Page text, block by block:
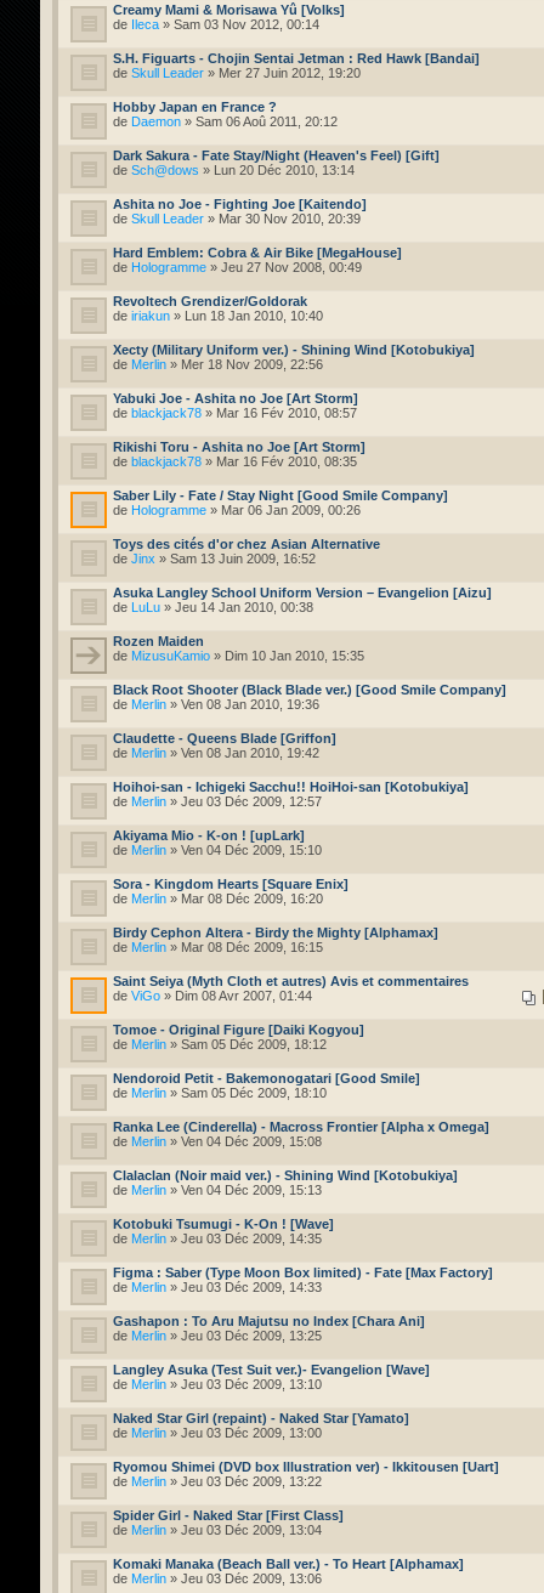
Creamy Mami & Morisawa Yû [Volks]
de Ileca » Sam 03 Nov 2012, 00:14
S.H. Figuarts - Chojin Sentai Jetman : Red Hawk [Bandai]
de Skull Leader » Mer 27 Juin 2012, 19:20
Hobby Japan en France ?
de Daemon » Sam 06 Aoû 2011, 20:12
Dark Sakura - Fate Stay/Night (Heaven's Feel) [Gift]
de Sch@dows » Lun 20 Déc 2010, 13:14
Ashita no Joe - Fighting Joe [Kaitendo]
de Skull Leader » Mar 30 Nov 2010, 20:39
Hard Emblem: Cobra & Air Bike [MegaHouse]
de Hologramme » Jeu 27 Nov 2008, 00:49
Revoltech Grendizer/Goldorak
de iriakun » Lun 18 Jan 2010, 10:40
Xecty (Military Uniform ver.) - Shining Wind [Kotobukiya]
de Merlin » Mer 18 Nov 2009, 22:56
Yabuki Joe - Ashita no Joe [Art Storm]
de blackjack78 » Mar 16 Fév 2010, 08:57
Rikishi Toru - Ashita no Joe [Art Storm]
de blackjack78 » Mar 16 Fév 2010, 08:35
Saber Lily - Fate / Stay Night [Good Smile Company]
de Hologramme » Mar 06 Jan 2009, 00:26
Toys des cités d'or chez Asian Alternative
de Jinx » Sam 13 Juin 2009, 16:52
Asuka Langley School Uniform Version – Evangelion [Aizu]
de LuLu » Jeu 14 Jan 2010, 00:38
Rozen Maiden
de MizusuKamio » Dim 10 Jan 2010, 15:35
Black Root Shooter (Black Blade ver.) [Good Smile Company]
de Merlin » Ven 08 Jan 2010, 19:36
Claudette - Queens Blade [Griffon]
de Merlin » Ven 08 Jan 2010, 19:42
Hoihoi-san - Ichigeki Sacchu!! HoiHoi-san [Kotobukiya]
de Merlin » Jeu 03 Déc 2009, 12:57
Akiyama Mio - K-on ! [upLark]
de Merlin » Ven 04 Déc 2009, 15:10
Sora - Kingdom Hearts [Square Enix]
de Merlin » Mar 08 Déc 2009, 16:20
Birdy Cephon Altera - Birdy the Mighty [Alphamax]
de Merlin » Mar 08 Déc 2009, 16:15
Saint Seiya (Myth Cloth et autres) Avis et commentaires
de ViGo » Dim 08 Avr 2007, 01:44
Tomoe - Original Figure [Daiki Kogyou]
de Merlin » Sam 05 Déc 2009, 18:12
Nendoroid Petit - Bakemonogatari [Good Smile]
de Merlin » Sam 05 Déc 2009, 18:10
Ranka Lee (Cinderella) - Macross Frontier [Alpha x Omega]
de Merlin » Ven 04 Déc 2009, 15:08
Clalaclan (Noir maid ver.) - Shining Wind [Kotobukiya]
de Merlin » Ven 04 Déc 2009, 15:13
Kotobuki Tsumugi - K-On ! [Wave]
de Merlin » Jeu 03 Déc 2009, 14:35
Figma : Saber (Type Moon Box limited) - Fate [Max Factory]
de Merlin » Jeu 03 Déc 2009, 14:33
Gashapon : To Aru Majutsu no Index [Chara Ani]
de Merlin » Jeu 03 Déc 2009, 13:25
Langley Asuka (Test Suit ver.)- Evangelion [Wave]
de Merlin » Jeu 03 Déc 2009, 13:10
Naked Star Girl (repaint) - Naked Star [Yamato]
de Merlin » Jeu 03 Déc 2009, 13:00
Ryomou Shimei (DVD box Illustration ver) - Ikkitousen [Uart]
de Merlin » Jeu 03 Déc 2009, 13:22
Spider Girl - Naked Star [First Class]
de Merlin » Jeu 03 Déc 2009, 13:04
Komaki Manaka (Beach Ball ver.) - To Heart [Alphamax]
de Merlin » Jeu 03 Déc 2009, 13:06